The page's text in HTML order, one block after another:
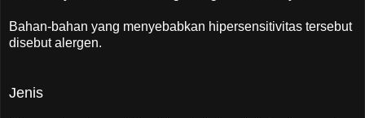
Bahan-bahan yang menyebabkan hipersensitivitas tersebut
disebut alergen.
Jenis